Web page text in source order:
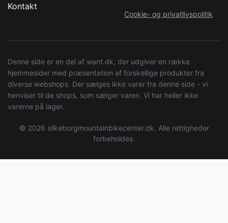
Kontakt
Cookie- og privatlivspolitik
Denne side er en del af want.dk, der udgiver en række
hjemmesider med præsentation af forskellige produkter fra
diverse webshops. Der sælges ikke varer fra denne side - vi
henviser til de shops, som sælger varen. Vi har heller ikke
varerne på lager.
© 2026 silkeborgmountainbikecenter.dk. Alle rettigheder
forbeholdes.